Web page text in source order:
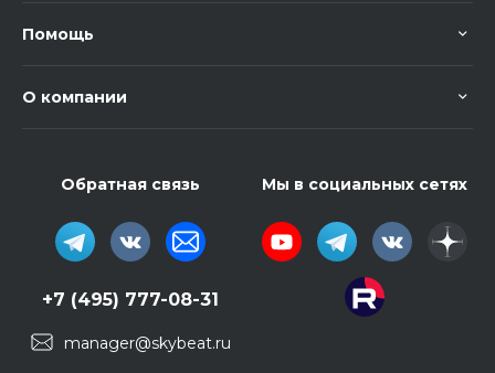
Помощь
О компании
Обратная связь
+7 (495) 777-08-31
manager@skybeat.ru
Мы в социальных сетях